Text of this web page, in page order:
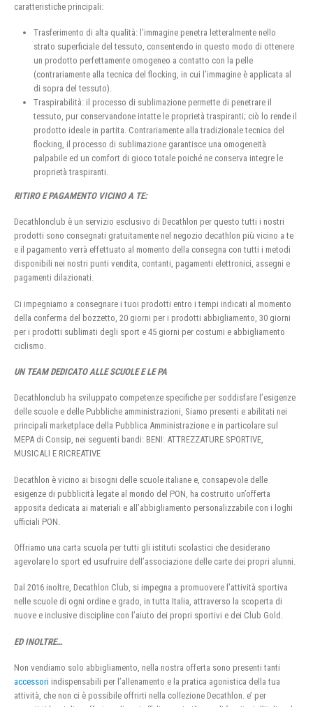
caratteristiche principali:
Trasferimento di alta qualità: l’immagine penetra letteralmente nello
strato superficiale del tessuto, consentendo in questo modo di ottenere
un prodotto perfettamente omogeneo a contatto con la pelle
(contrariamente alla tecnica del flocking, in cui l’immagine è applicata al
di sopra del tessuto).
Traspirabilità: il processo di sublimazione permette di penetrare il
tessuto, pur conservandone intatte le proprietà traspiranti; ciò lo rende il
prodotto ideale in partita. Contrariamente alla tradizionale tecnica del
flocking, il processo di sublimazione garantisce una omogeneità
palpabile ed un comfort di gioco totale poiché ne conserva integre le
proprietà traspiranti.
RITIRO E PAGAMENTO VICINO A TE:
Decathlonclub è un servizio esclusivo di Decathlon per questo tutti i nostri
prodotti sono consegnati gratuitamente nel negozio decathlon più vicino a te
e il pagamento verrà effettuato al momento della consegna con tutti i metodi
disponibili nei nostri punti vendita, contanti, pagamenti elettronici, assegni e
pagamenti dilazionati.
Ci impegniamo a consegnare i tuoi prodotti entro i tempi indicati al momento
della conferma del bozzetto, 20 giorni per i prodotti abbigliamento, 30 giorni
per i prodotti sublimati degli sport e 45 giorni per costumi e abbigliamento
ciclismo.
UN TEAM DEDICATO ALLE SCUOLE E LE PA
Decathlonclub ha sviluppato competenze specifiche per soddisfare l’esigenze
delle scuole e delle Pubbliche amministrazioni, Siamo presenti e abilitati nei
principali marketplace della Pubblica Amministrazione e in particolare sul
MEPA di Consip, nei seguenti bandi: BENI: ATTREZZATURE SPORTIVE,
MUSICALI E RICREATIVE
Decathlon è vicino ai bisogni delle scuole italiane e, consapevole delle
esigenze di pubblicità legate al mondo del PON, ha costruito un’offerta
apposita dedicata ai materiali e all’abbigliamento personalizzabile con i loghi
ufficiali PON.
Offriamo una carta scuola per tutti gli istituti scolastici che desiderano
agevolare lo sport ed usufruire dell’associazione delle carte dei propri alunni.
Dal 2016 inoltre, Decathlon Club, si impegna a promuovere l’attività sportiva
nelle scuole di ogni ordine e grado, in tutta Italia, attraverso la scoperta di
nuove e inclusive discipline con l’aiuto dei propri sportivi e dei Club Gold.
ED INOLTRE…
Non vendiamo solo abbigliamento, nella nostra offerta sono presenti tanti
accessori indispensabili per l’allenamento e la pratica agonistica della tua
attività, che non ci è possibile offrirti nella collezione Decathlon. e’ per